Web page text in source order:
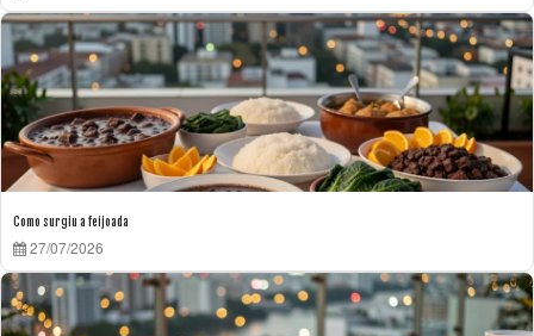
Como surgiu a feijoada
27/07/2026